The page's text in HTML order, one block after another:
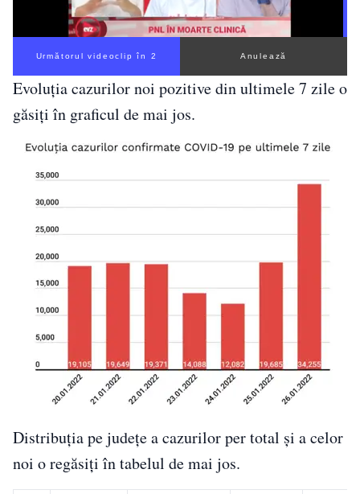
Următorul videoclip în 1 Anulează
Evoluția cazurilor noi pozitive din ultimele 7 zile o
găsiți în graficul de mai jos.
Distribuția pe județe a cazurilor per total și a celor
noi o regăsiți în tabelul de mai jos.